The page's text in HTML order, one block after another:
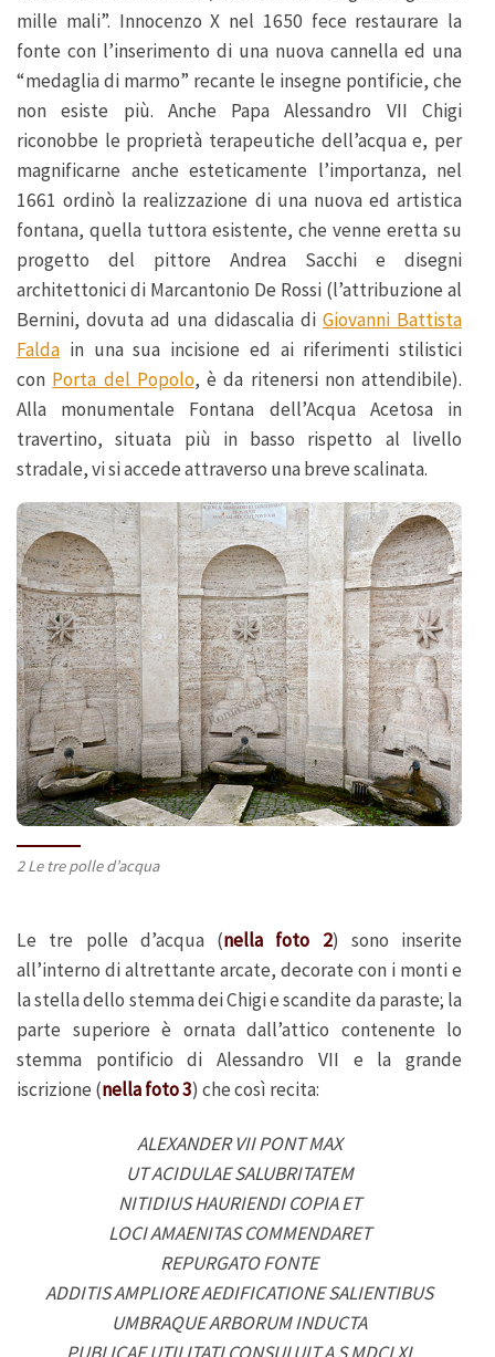
mille mali”. Innocenzo X nel 1650 fece restaurare la
fonte con l’inserimento di una nuova cannella ed una
“medaglia di marmo” recante le insegne pontificie, che
non esiste più. Anche Papa Alessandro VII Chigi
riconobbe le proprietà terapeutiche dell’acqua e, per
magnificarne anche esteticamente l’importanza, nel
1661 ordinò la realizzazione di una nuova ed artistica
fontana, quella tuttora esistente, che venne eretta su
progetto del pittore Andrea Sacchi e disegni
architettonici di Marcantonio De Rossi (l’attribuzione al
Bernini, dovuta ad una didascalia di Giovanni Battista
Falda in una sua incisione ed ai riferimenti stilistici
con Porta del Popolo, è da ritenersi non attendibile).
Alla monumentale Fontana dell’Acqua Acetosa in
travertino, situata più in basso rispetto al livello
stradale, vi si accede attraverso una breve scalinata.
2 Le tre polle d’acqua
Le tre polle d’acqua (nella foto 2) sono inserite
all’interno di altrettante arcate, decorate con i monti e
la stella dello stemma dei Chigi e scandite da paraste; la
parte superiore è ornata dall’attico contenente lo
stemma pontificio di Alessandro VII e la grande
iscrizione (nella foto 3) che così recita:
ALEXANDER VII PONT MAX
UT ACIDULAE SALUBRITATEM
NITIDIUS HAURIENDI COPIA ET
LOCI AMAENITAS COMMENDARET
REPURGATO FONTE
ADDITIS AMPLIORE AEDIFICATIONE SALIENTIBUS
UMBRAQUE ARBORUM INDUCTA